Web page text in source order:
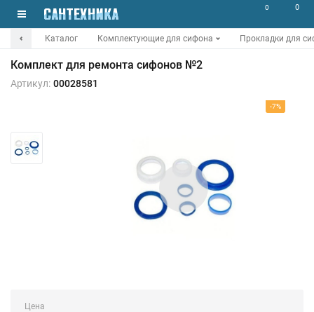
0 0
Каталог Комплектующие для сифона Прокладки для
Комплект для ремонта сифонов №2
Артикул: 00028581
-7%
Цена